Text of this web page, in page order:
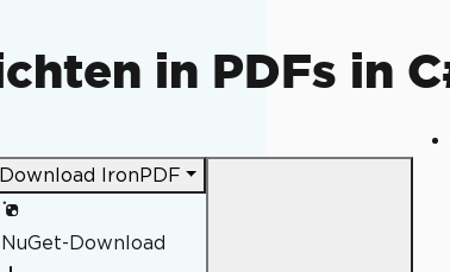
in PDFs in
IronPDF
NuGet-Download